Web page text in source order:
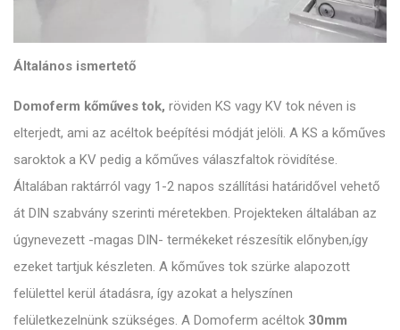
Általános ismertető
Domoferm kőműves tok, röviden KS vagy KV tok néven is
elterjedt, ami az acéltok beépítési módját jelöli. A KS a kőműves
saroktok a KV pedig a kőműves válaszfaltok rövidítése.
Általában raktárról vagy 1-2 napos szállítási határidővel vehető
át DIN szabvány szerinti méretekben. Projekteken általában az
úgynevezett -magas DIN- termékeket részesítik előnyben,így
ezeket tartjuk készleten. A kőműves tok szürke alapozott
felülettel kerül átadásra, így azokat a helyszínen
felületkezelnünk szükséges. A Domoferm acéltok 30mm